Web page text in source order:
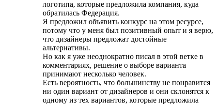
логотипа, которые предложила компания, куда
обратилась Федерация.
Я предложил объявить конкурс на этом ресурсе,
потому что у меня был позитивный опыт и я верю,
что дизайнеры предложат достойные
альтернативы.
Но как я уже неоднократно писал в этой ветке в
комментариях, решение о выборе варианта
принимают несколько человек.
Есть вероятность, что большинству не понравится
ни один вариант от дизайнеров и они склонятся к
одному из тех вариантов, которые предложила